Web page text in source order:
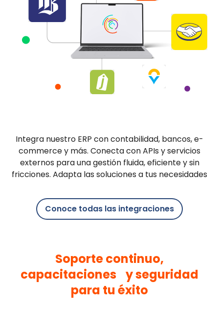
Integra nuestro ERP con contabilidad, bancos, e-
commerce y más. Conecta con APIs y servicios
externos para una gestión fluida, eficiente y sin
fricciones. Adapta las soluciones a tus necesidades
Conoce todas las integraciones
Soporte continuo,
capacitaciones y seguridad
para tu éxito